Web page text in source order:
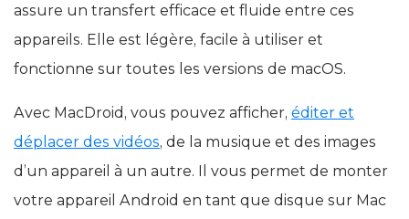
assure un transfert efficace et fluide entre ces
appareils. Elle est légère, facile à utiliser et
fonctionne sur toutes les versions de macOS.
Avec MacDroid, vous pouvez afficher, éditer et
déplacer des vidéos, de la musique et des images
d’un appareil à un autre. Il vous permet de monter
votre appareil Android en tant que disque sur Mac